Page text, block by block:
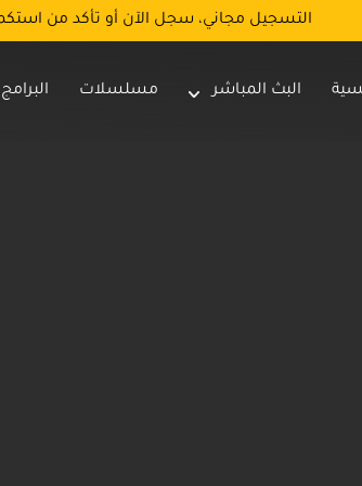
التسجيل مجاني، سجل الآن أو تأكد من
البث المباشر مسلسلات البرامج